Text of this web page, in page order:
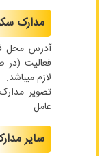
مدارک
آدرس محل
فعالیت (در
لازم میباشد.
تصویر
عامل
سایر